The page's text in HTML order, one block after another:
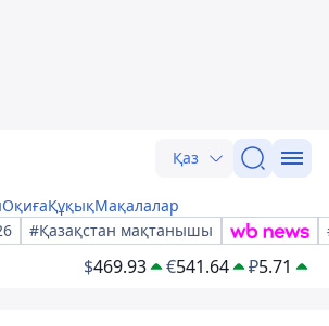
Қаз
ОқиғаҚұқықМақалалар
#Қазақстан мақтанышы
$469.93 €541.64 ₽5.71